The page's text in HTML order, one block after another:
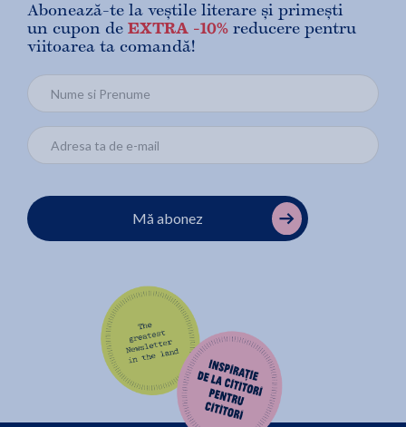
Abonează-te la veștile literare și primești
un cupon de EXTRA -10% reducere pentru
viitoarea ta comandă!
Mă abonez